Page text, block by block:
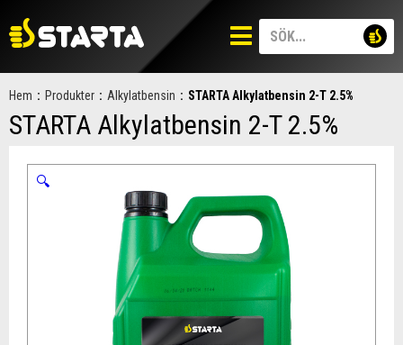
Hem : Produkter : Alkylatbensin : STARTA Alkylatbensin 2-T 2.5%
STARTA Alkylatbensin 2-T 2.5%
🔍